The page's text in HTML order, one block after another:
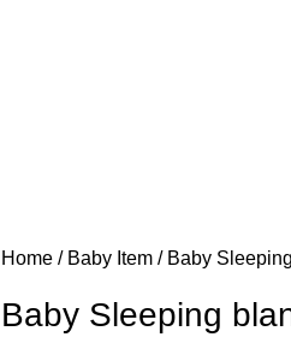
Home Baby Item Baby
Baby Sleeping